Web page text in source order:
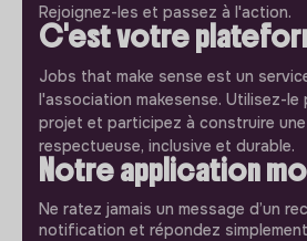
Rejoignez-les et passez à l'action.
C'est votre
Jobs that make sense est un
l'association makesense. Utilisez-
projet et participez à construire
respectueuse, inclusive et durable.
Notre application
Ne ratez jamais un message d’un
notification et répondez simplement